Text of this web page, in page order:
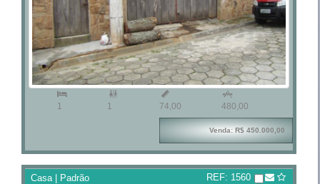
1

1

74,00

480,00
Venda: R$ 450.000,00
Casa | Padrão
REF: 1560